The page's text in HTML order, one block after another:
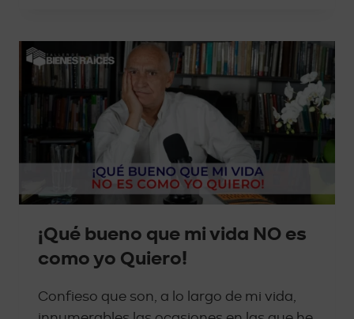
¡Qué bueno que mi vida NO es
como yo Quiero!
Confieso que son, a lo largo de mi vida,